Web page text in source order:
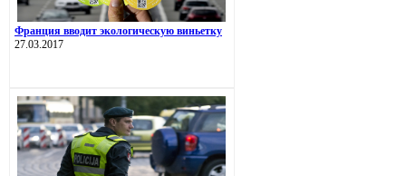
Франция вводит экологическую виньетку
27.03.2017